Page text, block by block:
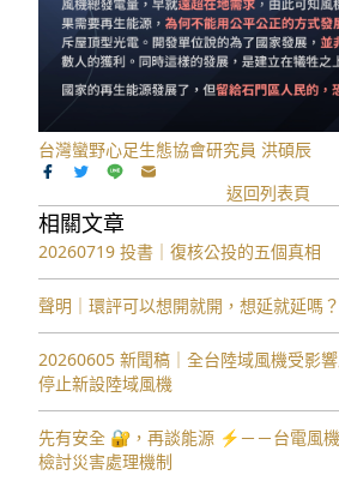
台灣蠻野心足生態協會研究員 洪碩辰
返回列表頁
相關文章
20260719 投書｜復核公投的五個真相
聲明｜環評可以想開就開，想延就延嗎？
20260605 新聞稿｜全台陸域風機受影
停止新設陸域風機
先有安全 🔐，再談能源 ⚡️－－台電風
檢討災害處理機制